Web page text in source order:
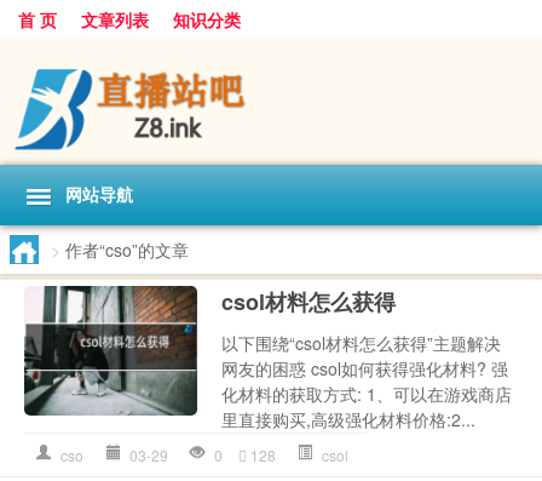
首 页 文章列表 知识分类
网站导航
> 作者“cso”的文章
csol材料怎么获得
以下围绕“csol材料怎么获得”主题解决
网友的困惑 csol如何获得强化材料? 强
化材料的获取方式: 1、可以在游戏商店
里直接购买,高级强化材料价格:2...
cso 03-29 0 128 csol